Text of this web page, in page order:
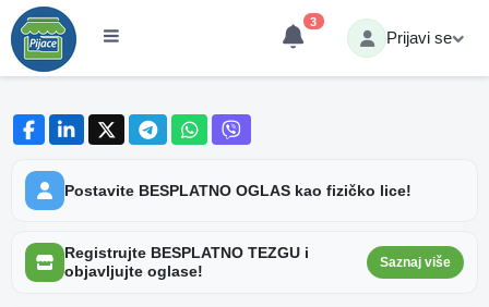
3
Prijavi se
Postavite BESPLATNO OGLAS kao fizičko lice!
Registrujte BESPLATNO TEZGU i
objavljujte oglase!
Saznaj više